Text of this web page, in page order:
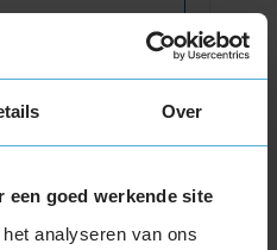
Over
een goed werkende site
analyseren van ons